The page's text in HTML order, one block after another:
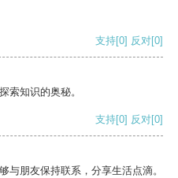
支持[0] 反对[0]
索知识的奥秘。
支持[0] 反对[0]
与朋友保持联系，分享生活点滴。